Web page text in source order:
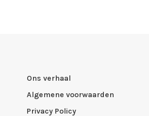
Ons verhaal
Algemene voorwaarden
Privacy Policy